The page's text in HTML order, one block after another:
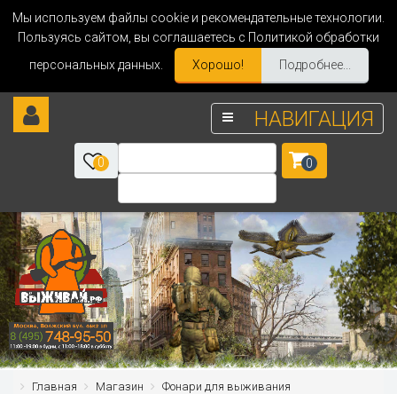
Мы используем файлы cookie и рекомендательные технологии.
Пользуясь сайтом, вы соглашаетесь с Политикой обработки
персональных данных.
Хорошо! Подробнее...
НАВИГАЦИЯ
0 0
Главная Магазин
Фонари для выживания